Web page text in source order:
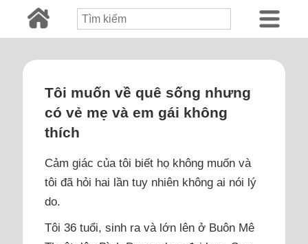
Tôi muốn về quê sống nhưng
có vẻ mẹ và em gái không
thích
Cảm giác của tôi biết họ không muốn và
tôi đã hỏi hai lần tuy nhiên không ai nói lý
do.
Tôi 36 tuổi, sinh ra và lớn lên ở Buôn Mê